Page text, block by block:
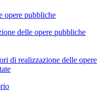
opere pubbliche
delle opere pubbliche
di realizzazione delle opere